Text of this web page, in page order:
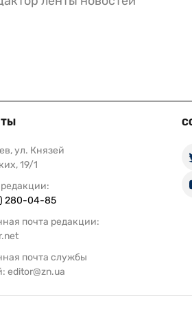
ул. Князей
19/1
280-04-85
почта редакции:
почта службы
editor@zn.ua